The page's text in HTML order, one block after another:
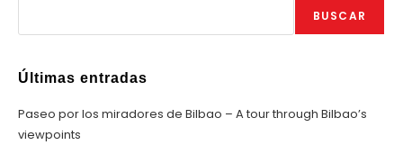
BUSCAR
Últimas entradas
Paseo por los miradores de Bilbao – A tour through Bilbao’s
viewpoints